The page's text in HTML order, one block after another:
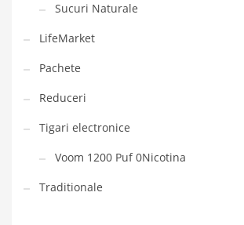
Sucuri Naturale
LifeMarket
Pachete
Reduceri
Tigari electronice
Voom 1200 Puf 0Nicotina
Traditionale